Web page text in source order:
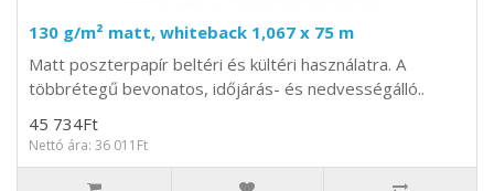
130 g/m² matt, whiteback 1,067 x 75 m
Matt poszterpapír beltéri és kültéri használatra. A
többrétegű bevonatos, időjárás- és nedvességálló..
45 734Ft
Nettó ára: 36 011Ft